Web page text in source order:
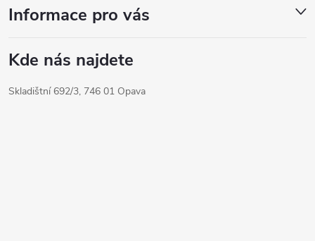
Informace pro vás
Kde nás najdete
Skladištní 692/3, 746 01 Opava